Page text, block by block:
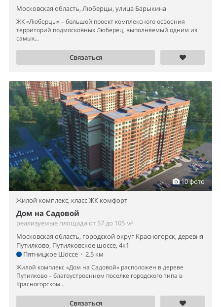
Московская область, Люберцы, улица Барыкина
ЖК «Люберцы» – большой проект комплексного освоения
территорий подмосковных Люберец, выполняемый одним из
самых...
Связаться
10 фото
Жилой комплекс, класс ЖК комфорт
Дом на Садовой
реализуемые площади от 57 до 105 м²
Московская область, городской округ Красногорск, деревня
Путилково, Путилковское шоссе, 4к1
Пятницкое Шоссе • 2.5 км
Жилой комплекс «Дом на Садовой» расположен в дереве
Путилково – благоустроенном поселке городского типа в
Красногорском...
Связаться